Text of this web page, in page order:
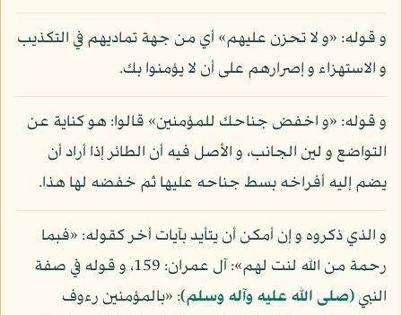
و قوله: «و لا تحزن عليهم» أي من جهة تماديهم في التكذيب
و الاستهزاء و إصرارهم على أن لا يؤمنوا بك.
و قوله: «و اخفض جناحك للمؤمنين» قالوا: هو كناية عن
التواضع و لين الجانب، و الأصل فيه أن الطائر إذا أراد أن
يضم إليه أفراخه بسط جناحه عليها ثم خفضه لها هذا.
و الذي ذكروه و إن أمكن أن يتأيد بآيات أخر كقوله: «فبما
رحمة من الله لنت لهم»: آل عمران: 159، و قوله في صفة
النبي(صلى الله عليه وآله وسلم): «بالمؤمنين رءوف